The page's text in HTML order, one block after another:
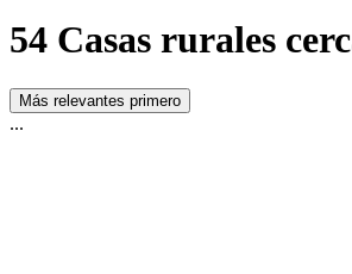
54 Casas rurales
Más relevantes primero
...